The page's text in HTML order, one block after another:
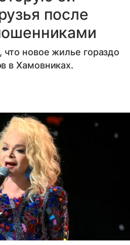
после
что новое жилье гораздо
в Хамовниках.